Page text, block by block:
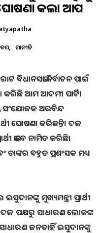
ଘୋଷଣା କଲା ଆପ
ରାଜନୀତି
ବିଧାନସଭା ନିର୍ବାଚନ ପାଇଁ
କରିଛି ଆମ ଆଦମୀ ପାର୍ଟି।
ସଂଯୋଜକ ଅରବିନ୍ଦ
ଘୋଷଣା କରିଛନ୍ତି। ଦଳ
ଭାବେ ନାମିତ କରିଛି।
ତାଙ୍କର ବହୁତ ପ୍ରଶଂସକ ମଧ୍ୟ
ମୁଖ୍ୟମନ୍ତ୍ରୀ ପ୍ରାର୍ଥୀ
ପକ୍ଷରୁ ସାଧାରଣ ଲୋକଙ୍କ
ଜନତାହିଁ ଇସୁଦାନଙ୍କୁ